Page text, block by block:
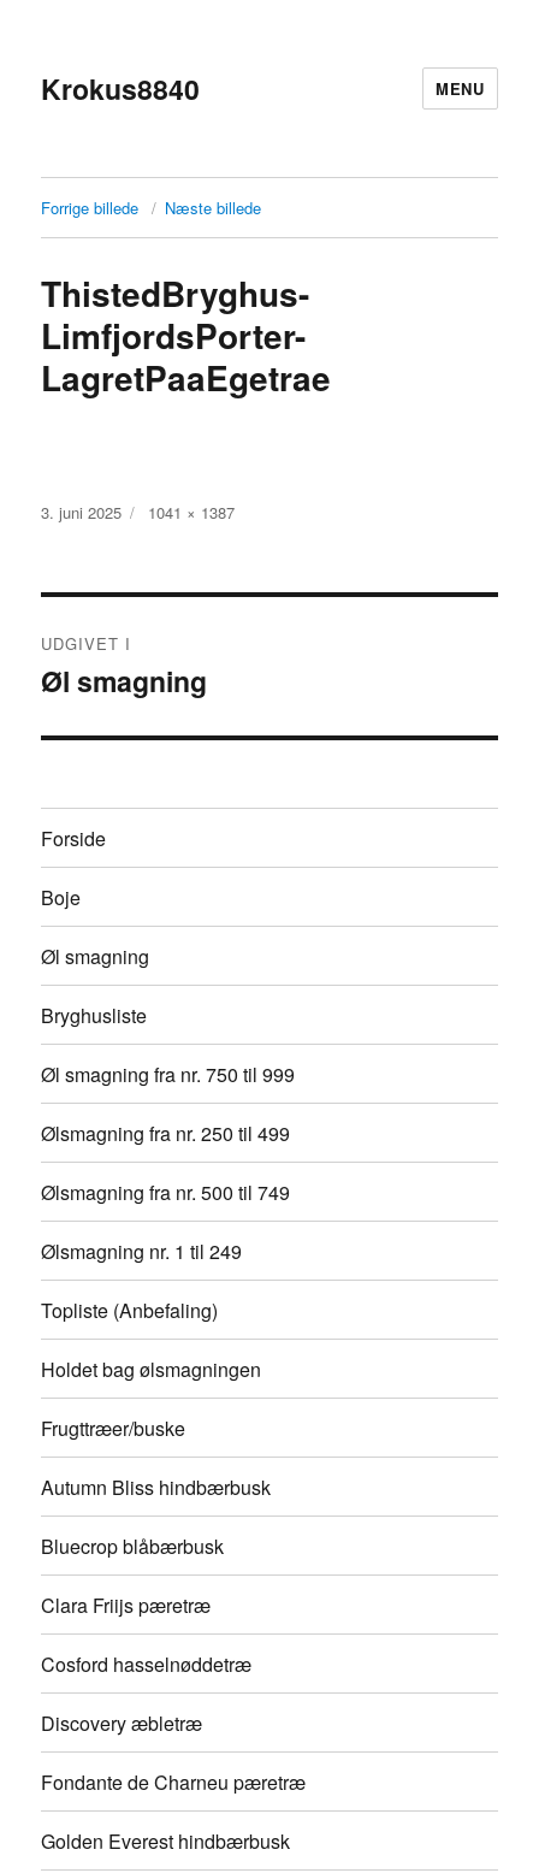
Krokus8840 MENU
Forrige billede Næste billede
ThistedBryghus-
LimfjordsPorter-
LagretPaaEgetrae
Udgivet
3. juni 2025
Faktisk
1041 × 1387
UDGIVET I
Øl smagning
Forside
Boje
Øl smagning
Bryghusliste
Øl smagning fra nr. 750 til 999
Ølsmagning fra nr. 250 til 499
Ølsmagning fra nr. 500 til 749
Ølsmagning nr. 1 til 249
Topliste (Anbefaling)
Holdet bag ølsmagningen
Frugttræer/buske
Autumn Bliss hindbærbusk
Bluecrop blåbærbusk
Clara Friijs pæretræ
Cosford hasselnøddetræ
Discovery æbletræ
Fondante de Charneu pæretræ
Golden Everest hindbærbusk